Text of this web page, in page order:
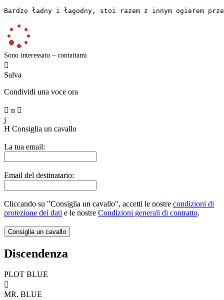
Bardzo ładny i łagodny, stoi razem z innym ogierem
Sono interessato – contattami

Salva
Condividi una voce ora
 n 
j
H Consiglia un cavallo
La tua email:
Email del destinatario:
Cliccando su "Consiglia un cavallo", accetti le nostre condizioni di
protezione dei dati e le nostre Condizioni generali di contratto.
Discendenza
PLOT BLUE

MR. BLUE